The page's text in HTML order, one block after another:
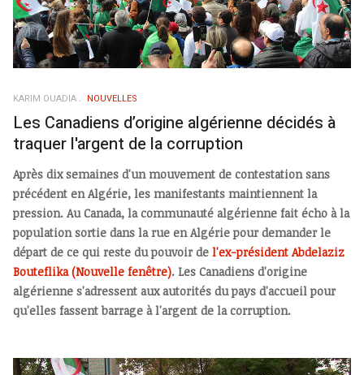
KARIM OUADIA NOUVELLES
Les Canadiens d’origine algérienne décidés à
traquer l'argent de la corruption
Après dix semaines d'un mouvement de contestation sans
précédent en Algérie, les manifestants maintiennent la
pression. Au Canada, la communauté algérienne fait écho à la
population sortie dans la rue en Algérie pour demander le
départ de ce qui reste du pouvoir de l'ex-président Abdelaziz
Bouteflika(Nouvelle fenêtre). Les Canadiens d'origine
algérienne s'adressent aux autorités du pays d'accueil pour
qu'elles fassent barrage à l'argent de la corruption.